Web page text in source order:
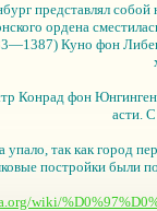
представлял
ордена
Куно фон
Конрад фон
асти.
упало, так как город
постройки были
wiki/